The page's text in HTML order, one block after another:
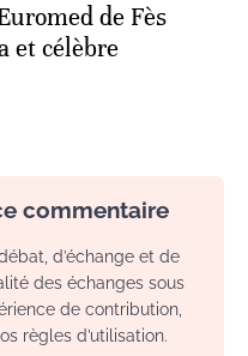
de Fès
et célèbre
commentaire
d’échange et de
des échanges sous
de contribution,
règles d’utilisation.